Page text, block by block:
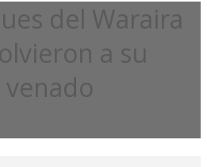
del Waraira
a su